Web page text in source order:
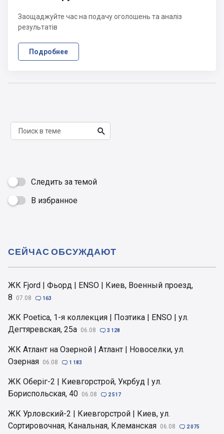
Заощаджуйте час на подачу оголошень та аналіз
результатів
Подробнее

Следить за темой
 В избранное
ЖК Fjord | Фьорд | ENSO | Киев, Военный проезд,
8
07.08  163
ЖК Poetica, 1-я коллекция | Поэтика | ENSO | ул.
Дегтяревская, 25а 06.08  3 128
ЖК Атлант на Озерной | Атлант | Новоселки, ул.
Озерная 06.08  1 183
ЖК Оберіг-2 | Киевгорстрой, Укрбуд | ул.
Бориспольская, 40 06.08  2 517
ЖК Урловский-2 | Киевгорстрой | Киев, ул.
Сортировочная, Канальная, Клеманская 06.08  2 075
СЕЙЧАС ОБСУЖДАЮТ